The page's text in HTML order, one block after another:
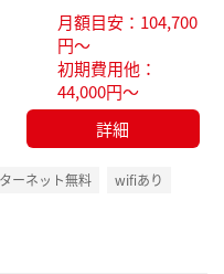
録
月額目安：104,700
円～
初期費用他：
44,000円～
詳細
ーネット無料
wifiあり